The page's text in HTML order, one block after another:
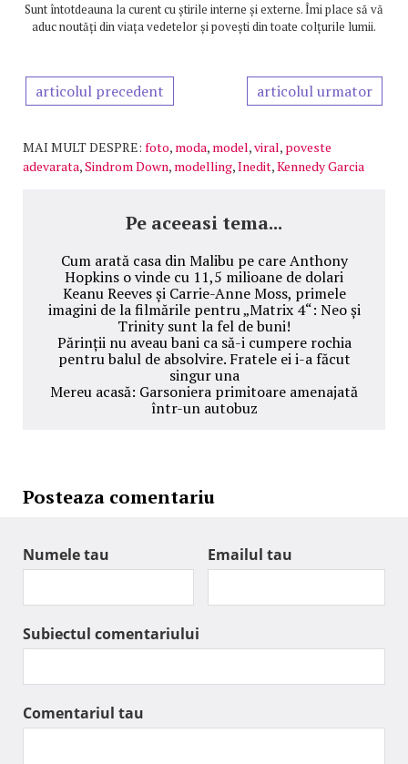
Sunt întotdeauna la curent cu știrile interne și externe. Îmi place să vă
aduc noutăți din viața vedetelor și povești din toate colțurile lumii.
articolul precedent articolul urmator
MAI MULT DESPRE: foto, moda, model,viral, poveste
adevarata,Sindrom Down, modelling,Inedit,Kennedy Garcia
Pe aceeasi tema...
Cum arată casa din Malibu pe care Anthony
Hopkins o vinde cu 11,5 milioane de dolari
Keanu Reeves și Carrie-Anne Moss, primele
imagini de la filmările pentru „Matrix 4“: Neo și
Trinity sunt la fel de buni!
Părinții nu aveau bani ca să-i cumpere rochia
pentru balul de absolvire. Fratele ei i-a făcut
singur una
Mereu acasă: Garsoniera primitoare amenajată
într-un autobuz
Posteaza comentariu
Numele tau Emailul tau
Subiectul comentariului
Comentariul tau